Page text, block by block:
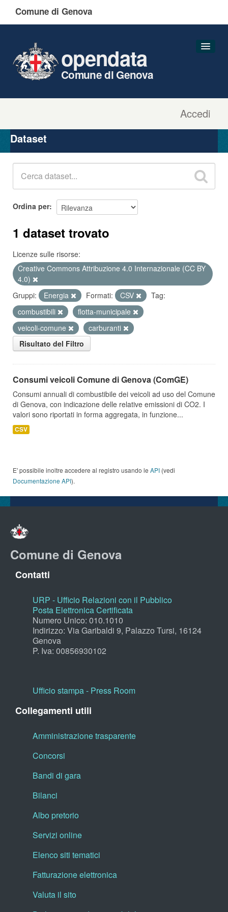
Comune di Genova
Accedi
opendata
Comune di Genova
Organizzazioni
Gruppi
Dataset
Ordina per
1 dataset trovato
Licenze sulle risorse:
Creative Commons Attribuzione 4.0 Internazionale (CC BY
4.0)
Gruppi:
Energia Formati: CSV
Tag:
combustibili
flotta-municipale
veicoli-comune
carburanti
Risultato del Filtro
Consumi veicoli Comune di Genova (ComGE)
Consumi annuali di combustibile dei veicoli ad uso del Comune
di Genova, con indicazione delle relative emissioni di CO2. I
valori sono riportati in forma aggregata, in funzione...
CSV
E' possibile inoltre accedere al registro usando le API (vedi
Documentazione API).
Comune di Genova
Contatti
URP - Ufficio Relazioni con il Pubblico
Posta Elettronica Certificata
Numero Unico: 010.1010
Indirizzo: Via Garibaldi 9, Palazzo Tursi, 16124
Genova
P. Iva: 00856930102
Ufficio stampa - Press Room
Collegamenti utili
Amministrazione trasparente
Concorsi
Bandi di gara
Bilanci
Albo pretorio
Servizi online
Elenco siti tematici
Fatturazione elettronica
Valuta il sito